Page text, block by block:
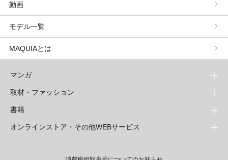
星谷菜々の美に効くスイーツ
山本舞香のBeauty Script
ムーン・リーの運を呼び寄せる香り
動画
モデル一覧
MAQUIAとは
マンガ
少年マンガ
週刊少年ジャンプ
青年マンガ
少年ジャンプ+
少女マンガ
ジャンプTOON
取材・ファッション
ファッション・美容
Seventeen
芸能・情報・スポーツ
書籍
文芸・文庫・総合
1日5分で、明日は変わる よみタイ yomitai
オンラインストア・その他WEBサービス